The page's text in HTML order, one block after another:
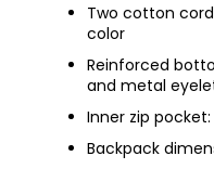
Two cotton
color
Reinforced
and metal
Inner zip
Backpack